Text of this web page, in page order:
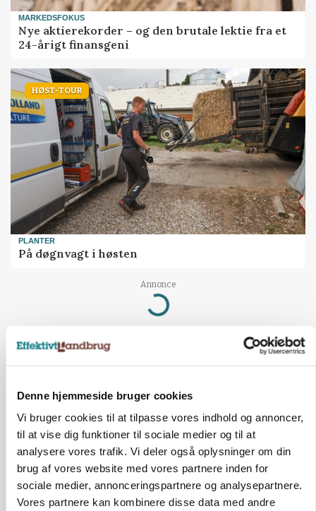
Denne hjemmeside bruger cookies
Vi bruger cookies til at tilpasse vores indhold og annoncer,
til at vise dig funktioner til sociale medier og til at
analysere vores trafik. Vi deler også oplysninger om din
brug af vores website med vores partnere inden for
sociale medier, annonceringspartnere og analysepartnere.
Vores partnere kan kombinere disse data med andre
MARKEDSFOKUS
Nye aktierekorder – og den brutale lektie fra et
24-årigt finansgeni
HØST-TOUR
PLANTER
På døgnvagt i høsten
Annonce
Loading...